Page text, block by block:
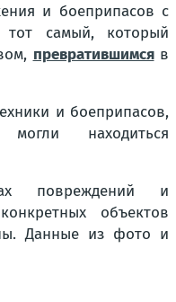
и боеприпасов с
самый, который
превратившимсяв
и боеприпасов,
находиться
повреждений и
объектов
Данные из фото и